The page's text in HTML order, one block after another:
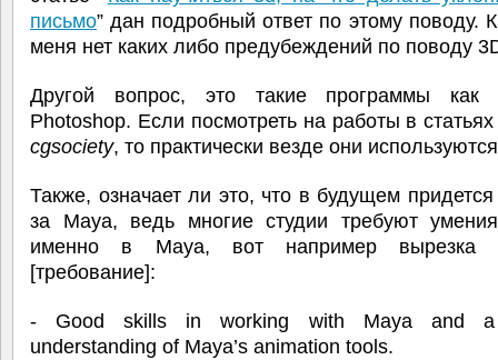
письмо” дан подробный ответ по этому поводу.
меня нет каких либо предубеждений по поводу
Другой вопрос, это такие программы как
Photoshop. Если посмотреть на работы в
cgsociety, то практически везде они
Также, означает ли это, что в будущем придется
за Maya, ведь многие студии требуют
именно в Maya, вот например вырезка
[требование]:
- Good skills in working with Maya and a
understanding of Maya’s animation tools.